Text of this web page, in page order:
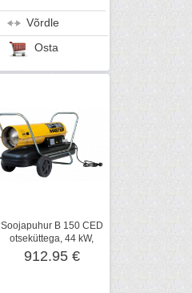
Võrdle
Osta
Soojapuhur B 150 CED
otseküttega, 44 kW,
Master
912.95 €